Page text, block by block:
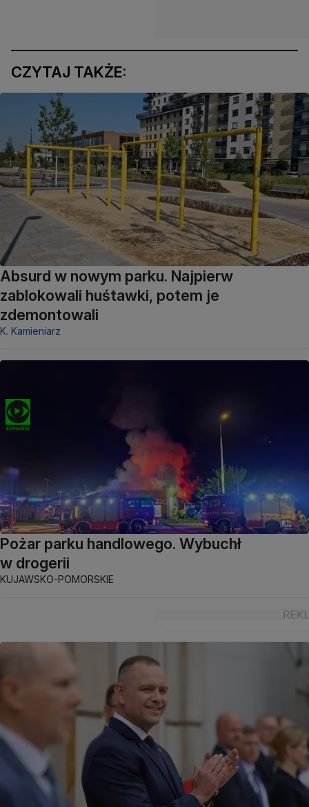
CZYTAJ TAKŻE:
Absurd w nowym parku. Najpierw
zablokowali huśtawki, potem je
zdemontowali
K. Kamieniarz
Pożar parku handlowego. Wybuchł
w drogerii
KUJAWSKO-POMORSKIE